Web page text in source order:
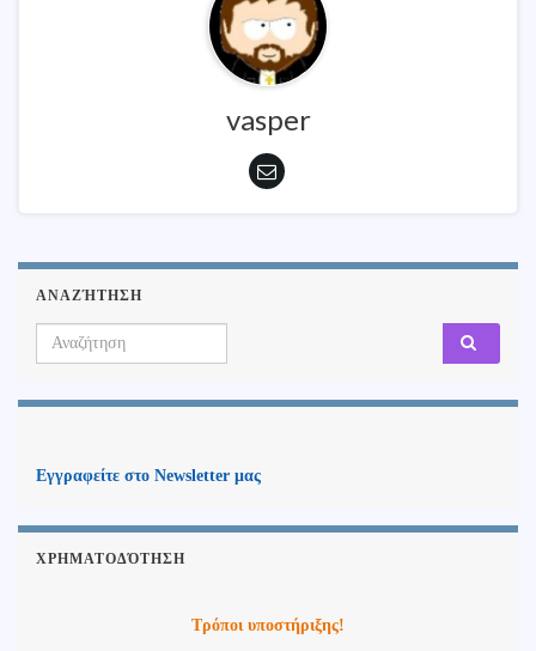
vasper
ΑΝΑΖΉΤΗΣΗ
Search for:
Εγγραφείτε στο Newsletter μας
ΧΡΗΜΑΤΟΔΌΤΗΣΗ
Τρόποι υποστήριξης!